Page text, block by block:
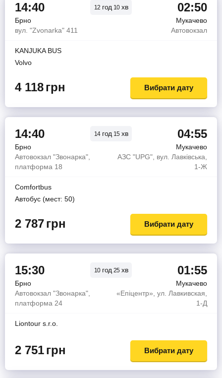
14:40 12 год 10 хв 02:50
Брно
Мукачево
вул. "Zvonarka" 411
Автовокзал
KANJUKA BUS
Volvo
4 118грн Вибрати дату
14:40 14 год 15 хв 04:55
Брно
Мукачево
Автовокзал "Звонарка",
платформа 18
АЗС "UPG", вул. Лавківська,
1-Ж
Comfortbus
Автобус (мест: 50)
2 787грн Вибрати дату
15:30 10 год 25 хв 01:55
Брно
Мукачево
Автовокзал "Звонарка",
платформа 24
«Епіцентр», ул. Лавкивская,
1-Д
Liontour s.r.o.
2 751грн Вибрати дату